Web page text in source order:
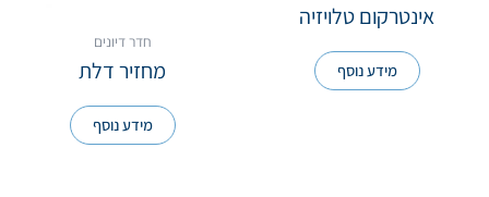
אינטרקום טלויזיה
מידע נוסף
חדר דיונים
מחזיר דלת
מידע נוסף